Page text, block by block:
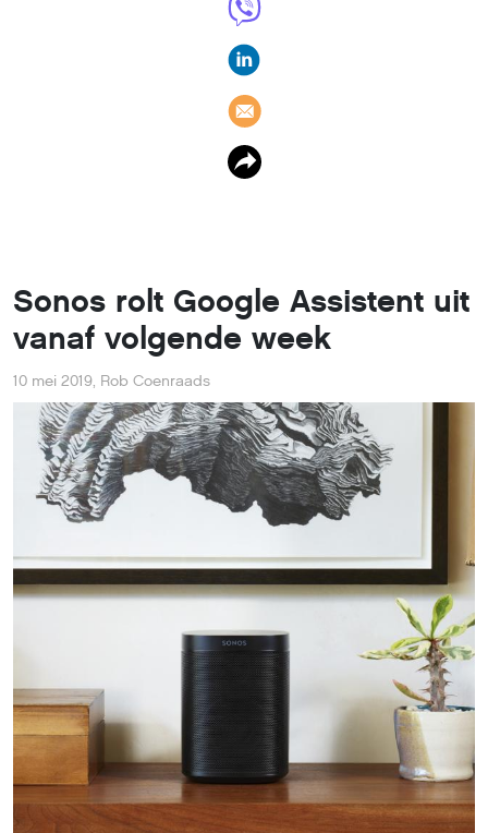
Sonos rolt Google Assistent uit
vanaf volgende week
10 mei 2019, Rob Coenraads